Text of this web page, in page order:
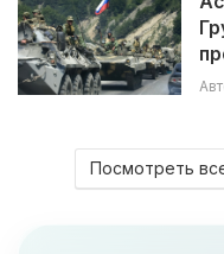
Посмотреть